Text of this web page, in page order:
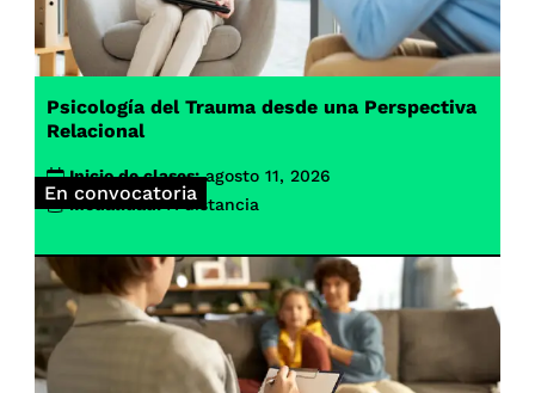
En convocatoria
Psicología del Trauma desde una Perspectiva
Relacional
Inicio de clases: agosto 11, 2026
Modalidad: A distancia